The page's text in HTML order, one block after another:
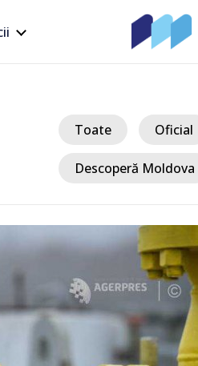
Toate Oficial
Descoperă Moldova
regiunii Kiev:
inclusiv un copil, au